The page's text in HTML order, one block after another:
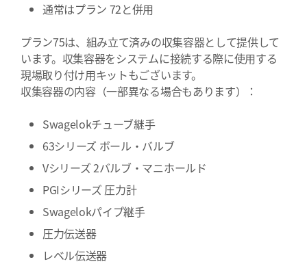
通常はプラン 72と併用
プラン75は、組み立て済みの収集容器として提供して
います。収集容器をシステムに接続する際に使用する
現場取り付け用キットもございます。
収集容器の内容（一部異なる場合もあります）：
Swagelokチューブ継手
63シリーズ ボール・バルブ
Vシリーズ 2バルブ・マニホールド
PGIシリーズ 圧力計
Swagelokパイプ継手
圧力伝送器
レベル伝送器